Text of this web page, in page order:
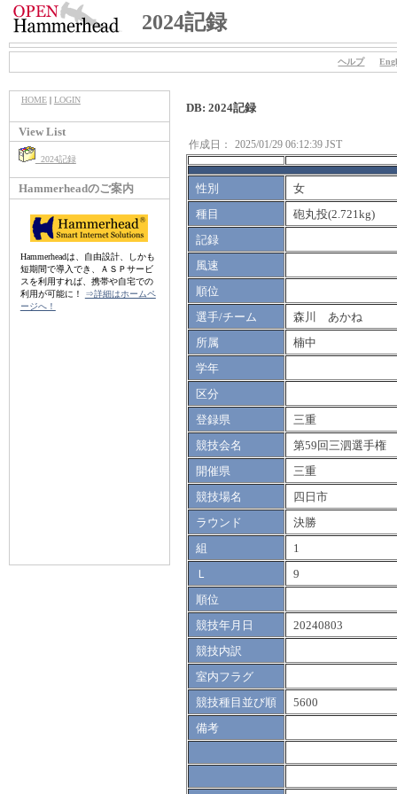
2024記録
ヘルプ
HOME| LOGIN
View List
2024記録
Hammerheadのご案内
Hammerheadは、自由設計、しかも
短期間で導入でき、ＡＳＰサービ
スを利用すれば、携帯や自宅での
利用が可能に！
⇒詳細はホームペ
ージへ！
DB: 2024記録
作成日： 2025/01/29 06:12:39 JST
性別
女
種目
砲丸投(2.721kg)
記録
風速
順位
選手/チーム
森川 あかね
所属
楠中
学年
区分
登録県
三重
競技会名
第59回三泗選手権
開催県
三重
競技場名
四日市
ラウンド
決勝
組
1
Ｌ
9
順位
競技年月日
20240803
競技内訳
室内フラグ
競技種目並び順
5600
備考